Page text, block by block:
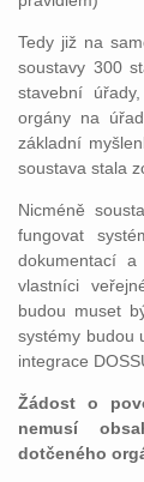
Tedy již na
soustavy 300
stavební
orgány na
základní
soustava stala
Nicméně
fungovat
dokumentací a
vlastníci
budou muset
systémy budou
integrace
Žádost o
nemusí
dotčeného